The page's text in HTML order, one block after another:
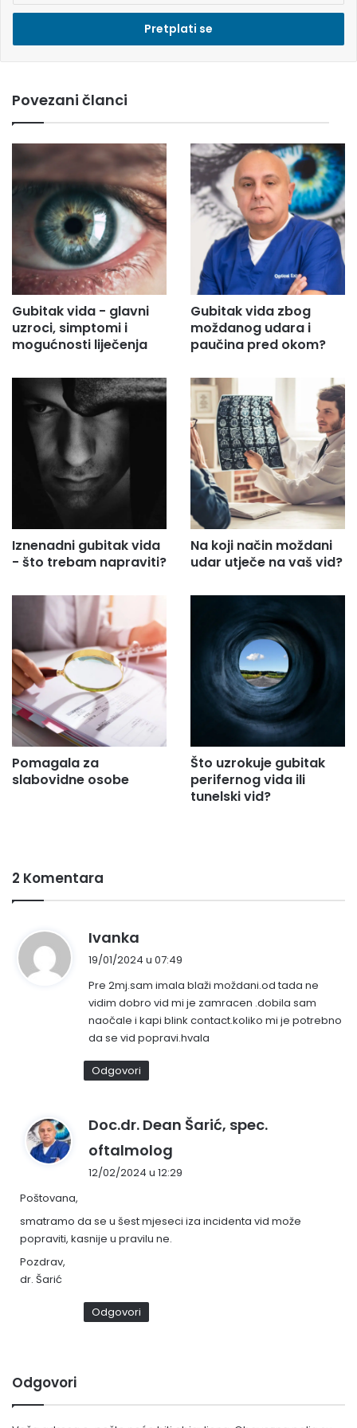
e
i
e
a
a
r
e
.
.
Povezani članci
Gubitak vida - glavni
uzroci, simptomi i
mogućnosti liječenja
Gubitak vida zbog
moždanog udara i
paučina pred okom?
Iznenadni gubitak vida
- što trebam napraviti?
Na koji način moždani
udar utječe na vaš vid?
Pomagala za
slabovidne osobe
Što uzrokuje gubitak
perifernog vida ili
tunelski vid?
2 Komentara
Ivanka
a
i
s
a
o
:
19/01/2024 u 07:49
Pre 2mj.sam imala blaži moždani.od tada ne
vidim dobro vid mi je zamracen .dobila sam
naočale i kapi blink contact.koliko mi je potrebno
da se vid popravi.hvala
Odgovori
Doc.dr. Dean Šarić, spec.
oftalmolog
a
s
12/02/2024 u 12:29
Poštovana,
smatramo da se u šest mjeseci iza incidenta vid može
popraviti, kasnije u pravilu ne.
Pozdrav,
dr. Šarić
Odgovori
Odgovori